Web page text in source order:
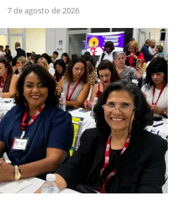
7 de agosto de 2026